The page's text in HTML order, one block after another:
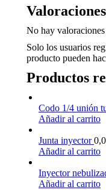
Valoraciones
No hay valoraciones
Solo los usuarios
producto pueden
Productos
Codo 1/4 unión
Añadir al carrito
Junta inyector
Añadir al carrito
Inyector
Añadir al carrito